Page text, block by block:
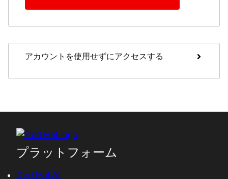
アカウントを使用せずにアクセスする
プラットフォーム
Red Hat AI